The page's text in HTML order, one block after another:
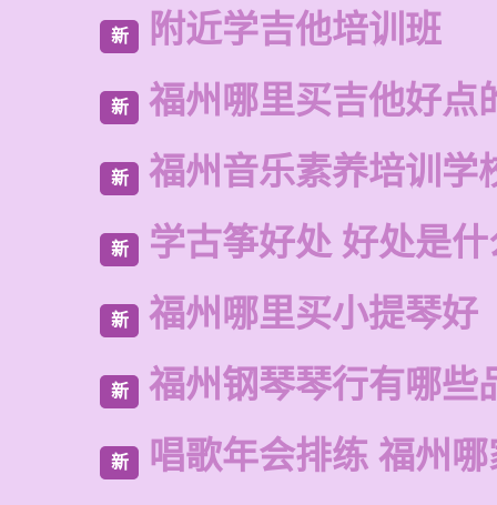
新 附近学吉他培训班
新 福州哪里买吉他好点
新 福州音乐素养培训学
新 学古筝好处 好处是什
新 福州哪里买小提琴好
新 福州钢琴琴行有哪些
新 唱歌年会排练 福州